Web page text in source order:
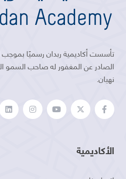
الصادر عن المغفور له صاحب السمو
نهيان.
الأكاديمية